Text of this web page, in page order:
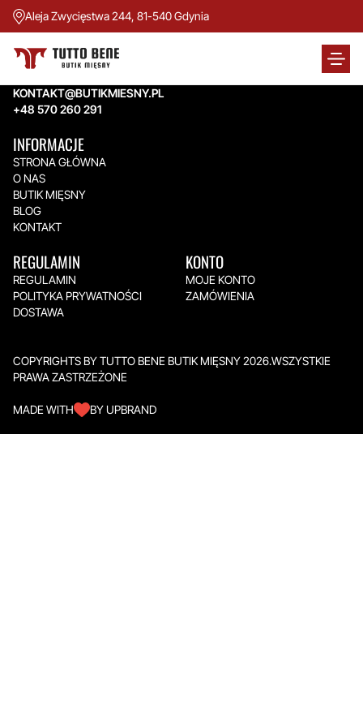
Aleja Zwycięstwa 244, 81-540 Gdynia
TUTTO BENE BUTIK MIĘSNY
Aleja Zwycięstwa 244,
KONTAKT@BUTIKMIESNY.PL
+48 570 260 291
INFORMACJE
STRONA GŁÓWNA
O NAS
BUTIK MIĘSNY
BLOG
KONTAKT
REGULAMIN
REGULAMIN
POLITYKA PRYWATNOŚCI
DOSTAWA
KONTO
MOJE KONTO
ZAMÓWIENIA
COPYRIGHTS BY TUTTO BENE BUTIK MIĘSNY 2026.WSZYSTKIE
PRAWA ZASTRZEŻONE
MADE WITH BY UPBRAND